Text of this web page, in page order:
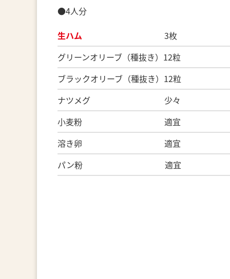
●4人分
生ハム 3枚
グリーンオリーブ（種抜き）12粒
ブラックオリーブ（種抜き）12粒
ナツメグ 少々
小麦粉 適宜
溶き卵 適宜
パン粉 適宜